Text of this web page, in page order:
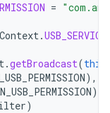
=
Context.USB_SERVICE
.getBroadcast(this
),
)
)